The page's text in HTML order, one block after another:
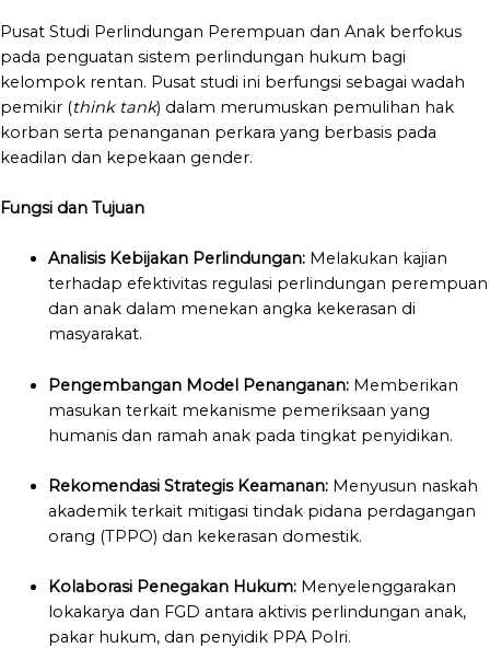
Pusat Studi Perlindungan Perempuan dan Anak berfokus
pada penguatan sistem perlindungan hukum bagi
kelompok rentan. Pusat studi ini berfungsi sebagai wadah
pemikir (think tank) dalam merumuskan pemulihan hak
korban serta penanganan perkara yang berbasis pada
keadilan dan kepekaan gender.
Fungsi dan Tujuan
Analisis Kebijakan Perlindungan: Melakukan kajian
terhadap efektivitas regulasi perlindungan perempuan
dan anak dalam menekan angka kekerasan di
masyarakat.
Pengembangan Model Penanganan: Memberikan
masukan terkait mekanisme pemeriksaan yang
humanis dan ramah anak pada tingkat penyidikan.
Rekomendasi Strategis Keamanan: Menyusun naskah
akademik terkait mitigasi tindak pidana perdagangan
orang (TPPO) dan kekerasan domestik.
Kolaborasi Penegakan Hukum: Menyelenggarakan
lokakarya dan FGD antara aktivis perlindungan anak,
pakar hukum, dan penyidik PPA Polri.